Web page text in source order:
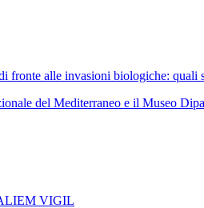
fronte alle invasioni biologiche: quali
del Mediterraneo e il Museo
VIGIL